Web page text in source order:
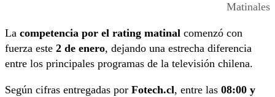
Matinales
La competencia por el rating matinal comenzó con
fuerza este 2 de enero, dejando una estrecha diferencia
entre los principales programas de la televisión chilena.
Según cifras entregadas por Fotech.cl, entre las 08:00 y